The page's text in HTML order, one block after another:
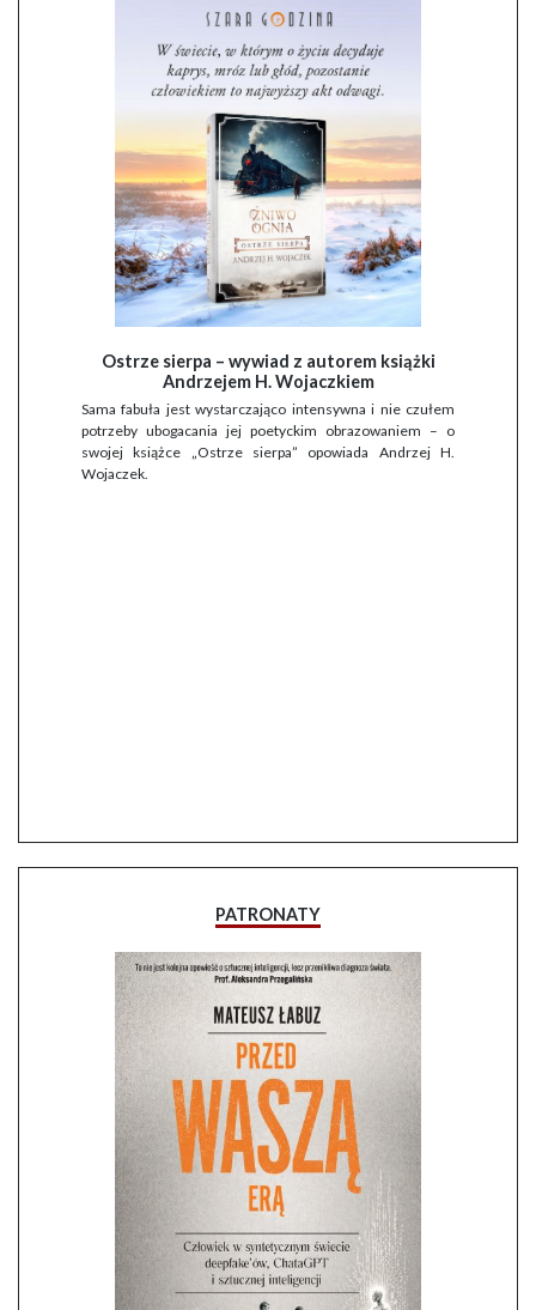
Ostrze sierpa – wywiad z autorem książki
Andrzejem H. Wojaczkiem
Sama fabuła jest wystarczająco intensywna i nie czułem
potrzeby ubogacania jej poetyckim obrazowaniem – o
swojej książce „Ostrze sierpa” opowiada Andrzej H.
Wojaczek.
PATRONATY